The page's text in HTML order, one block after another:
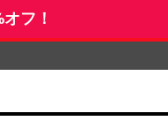
フ！